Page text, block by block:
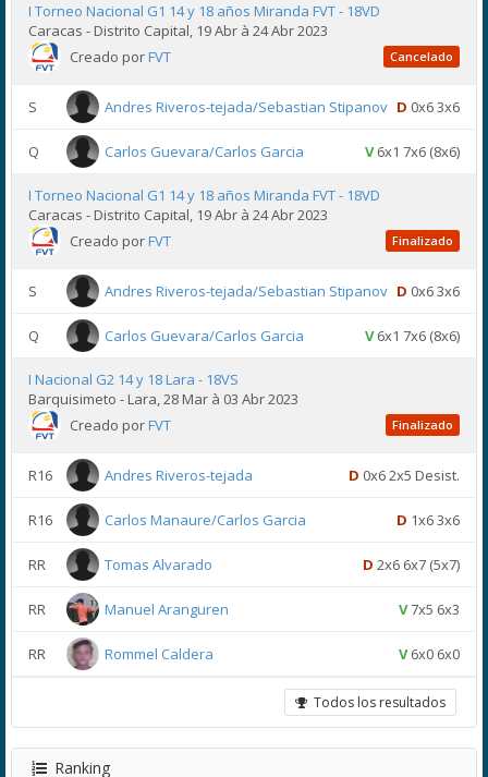
I Torneo Nacional G1 14 y 18 años Miranda FVT - 18VD
Caracas - Distrito Capital, 19 Abr à 24 Abr 2023
Creado porFVT Cancelado
S Andres Riveros-tejada/Sebastian Stipanov D 0x6 3x6
Q Carlos Guevara/Carlos Garcia V6x1 7x6 (8x6)
I Torneo Nacional G1 14 y 18 años Miranda FVT - 18VD
Caracas - Distrito Capital, 19 Abr à 24 Abr 2023
Creado porFVT Finalizado
S Andres Riveros-tejada/Sebastian Stipanov D 0x6 3x6
Q Carlos Guevara/Carlos Garcia V6x1 7x6 (8x6)
I Nacional G2 14 y 18 Lara - 18VS
Barquisimeto - Lara, 28 Mar à 03 Abr 2023
Creado porFVT Finalizado
R16 Andres Riveros-tejada D 0x6 2x5 Desist.
R16 Carlos Manaure/Carlos Garcia D 1x6 3x6
RR Tomas Alvarado D 2x6 6x7 (5x7)
RR Manuel Aranguren V7x5 6x3
RR Rommel Caldera V6x0 6x0
Todos los resultados
Ranking